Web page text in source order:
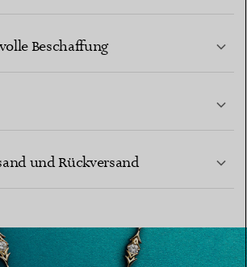
Beschaffung
und Rückversand